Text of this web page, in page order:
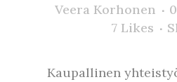
Veera Korhonen
7 Likes
Kaupallinen